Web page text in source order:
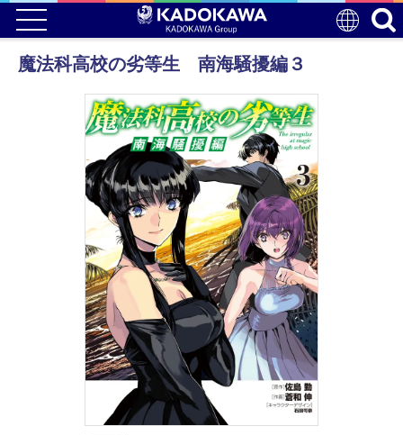
魔法科高校の劣等生 南海騒擾編３